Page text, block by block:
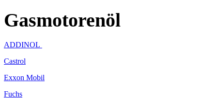
Gasmotorenöl
ADDINOL
Castrol
Exxon Mobil
Fuchs